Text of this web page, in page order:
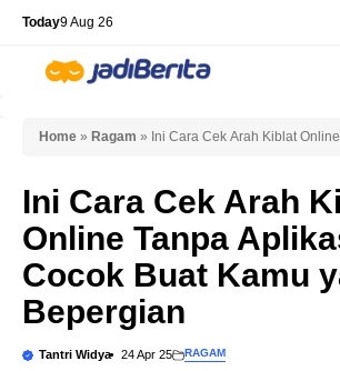
Skip
content
Today9 Aug 26
Home » Ragam » Ini Cara Cek Arah Kiblat
Ini Cara Cek Arah
Online Tanpa
Cocok Buat Kamu
Bepergian
Tantri Widya 24 Apr 25 RAGAM